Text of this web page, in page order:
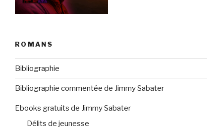
ROMANS
Bibliographie
Bibliographie commentée de Jimmy Sabater
Ebooks gratuits de Jimmy Sabater
Délits de jeunesse